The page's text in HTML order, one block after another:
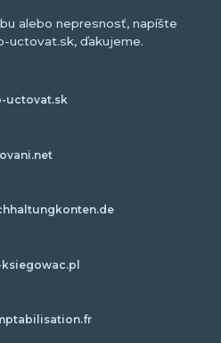
alebo nepresnosť, napíšte
uctovat.sk, ďakujeme.
uctovat.sk